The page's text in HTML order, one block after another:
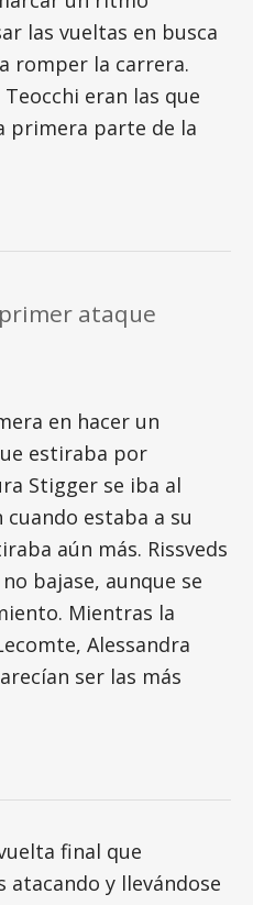
las vueltas en busca
romper la carrera.
Teocchi eran las que
primera parte de la
ataque
en hacer un
estiraba por
Stigger se iba al
estaba a su
aún más. Rissveds
bajase, aunque se
Mientras la
Alessandra
ser las más
final que
atacando y llevándose